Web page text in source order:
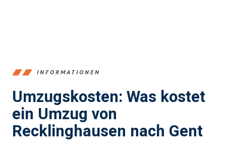
INFORMATIONEN
Umzugskosten: Was kostet
ein Umzug von
Recklinghausen nach Gent